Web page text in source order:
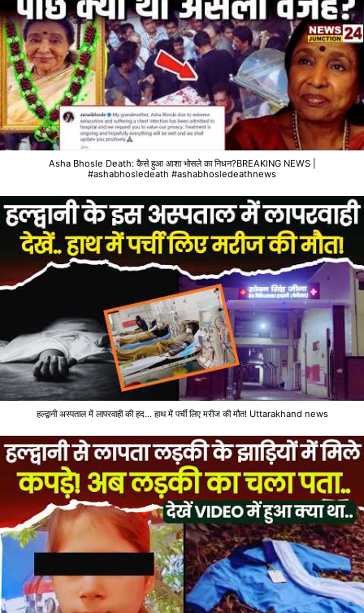
Asha Bhosle Death: कैसे हुआ आशा भोसले का निधन?BREAKING NEWS |
#ashabhosledeath #ashabhosledeathnews
हल्द्वानी अस्पताल में लापरवाही की हद... हाथ में पर्ची लिए मरीज की मौत! Uttarakhand news